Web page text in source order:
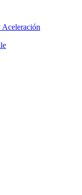
Aceleración